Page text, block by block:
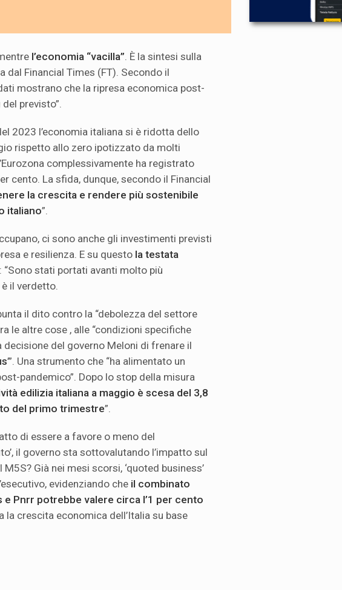
l’economia “vacilla” . È la sintesi sulla
dal Financial Times (FT). Secondo il
mostrano che la ripresa economica post-
previsto”.
2023 l’economia italiana si è ridotta dello
rispetto allo zero ipotizzato da molti
complessivamente ha registrato
cento. La sfida, dunque, secondo il Financial
la crescita e rendere più sostenibile
italiano”.
ci sono anche gli investimenti previsti
e resilienza. E su questo la testata
: “Sono stati portati avanti molto più
il verdetto.
il dito contro la “debolezza del settore
le altre cose , alle “condizioni specifiche
decisione del governo Meloni di frenare il
’”. Una strumento che “ha alimentato un
pandemico”. Dopo lo stop della misura
edilizia italiana a maggio è scesa del 3,8
del primo trimestre”.
di essere a favore o meno del
il governo sta sottovalutando l’impatto sul
Già nei mesi scorsi, ‘quoted business’
evidenziando che il combinato
Pnrr potrebbe valere circa l’1 per cento
la crescita economica dell’Italia su base